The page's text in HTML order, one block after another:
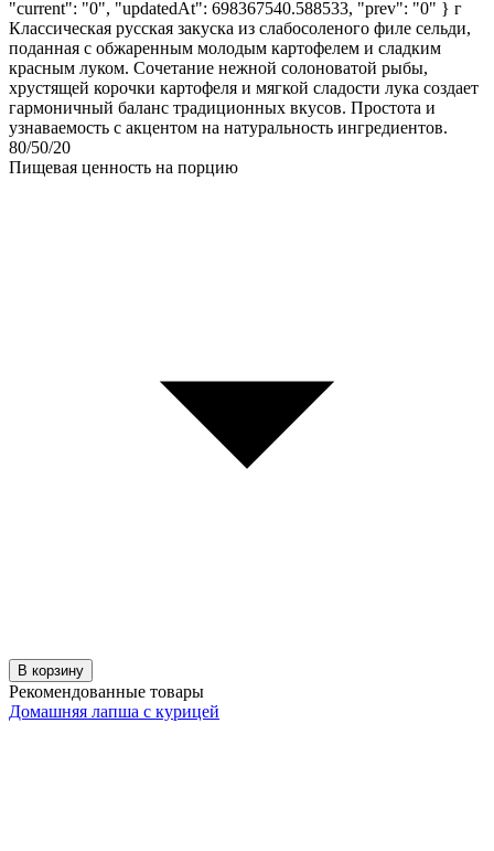
"current": "0", "updatedAt": 698367540.588533, "prev": "0" } г
Классическая русская закуска из слабосоленого филе сельди,
поданная с обжаренным молодым картофелем и сладким
красным луком. Сочетание нежной солоноватой рыбы,
хрустящей корочки картофеля и мягкой сладости лука создает
гармоничный баланс традиционных вкусов. Простота и
узнаваемость с акцентом на натуральность ингредиентов.
80/50/20
Пищевая ценность на порцию
В корзину
Рекомендованные товары
Домашняя лапша с курицей